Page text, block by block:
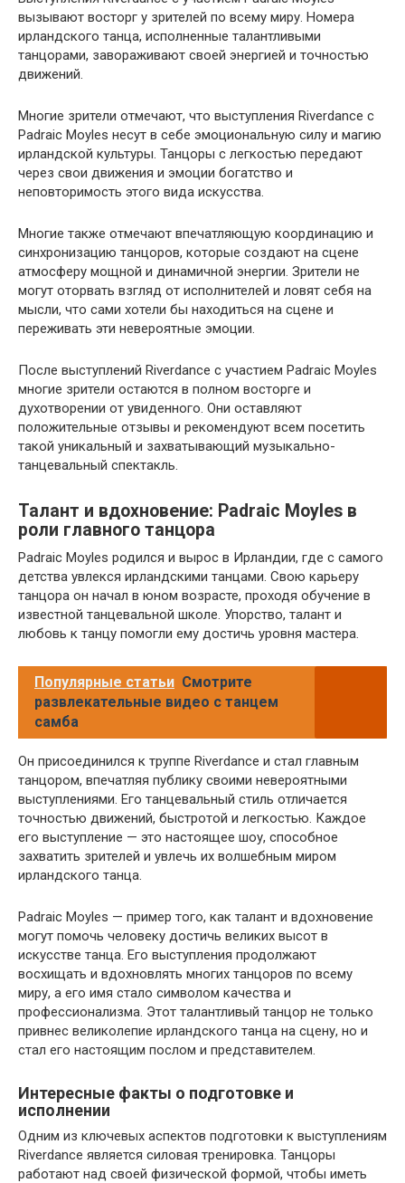
вызывают восторг у зрителей по всему миру. Номера
ирландского танца, исполненные талантливыми
танцорами, завораживают своей энергией и точностью
движений.
Многие зрители отмечают, что выступления Riverdance с
Padraic Moyles несут в себе эмоциональную силу и магию
ирландской культуры. Танцоры с легкостью передают
через свои движения и эмоции богатство и
неповторимость этого вида искусства.
Многие также отмечают впечатляющую координацию и
синхронизацию танцоров, которые создают на сцене
атмосферу мощной и динамичной энергии. Зрители не
могут оторвать взгляд от исполнителей и ловят себя на
мысли, что сами хотели бы находиться на сцене и
переживать эти невероятные эмоции.
После выступлений Riverdance с участием Padraic Moyles
многие зрители остаются в полном восторге и
духотворении от увиденного. Они оставляют
положительные отзывы и рекомендуют всем посетить
такой уникальный и захватывающий музыкально-
танцевальный спектакль.
Талант и вдохновение: Padraic Moyles в
роли главного танцора
Padraic Moyles родился и вырос в Ирландии, где с самого
детства увлекся ирландскими танцами. Свою карьеру
танцора он начал в юном возрасте, проходя обучение в
известной танцевальной школе. Упорство, талант и
любовь к танцу помогли ему достичь уровня мастера.
Популярные статьи Смотрите
развлекательные видео с танцем
самба
Он присоединился к труппе Riverdance и стал главным
танцором, впечатляя публику своими невероятными
выступлениями. Его танцевальный стиль отличается
точностью движений, быстротой и легкостью. Каждое
его выступление — это настоящее шоу, способное
захватить зрителей и увлечь их волшебным миром
ирландского танца.
Padraic Moyles — пример того, как талант и вдохновение
могут помочь человеку достичь великих высот в
искусстве танца. Его выступления продолжают
восхищать и вдохновлять многих танцоров по всему
миру, а его имя стало символом качества и
профессионализма. Этот талантливый танцор не только
привнес великолепие ирландского танца на сцену, но и
стал его настоящим послом и представителем.
Интересные факты о подготовке и
исполнении
Одним из ключевых аспектов подготовки к выступлениям
Riverdance является силовая тренировка. Танцоры
работают над своей физической формой, чтобы иметь